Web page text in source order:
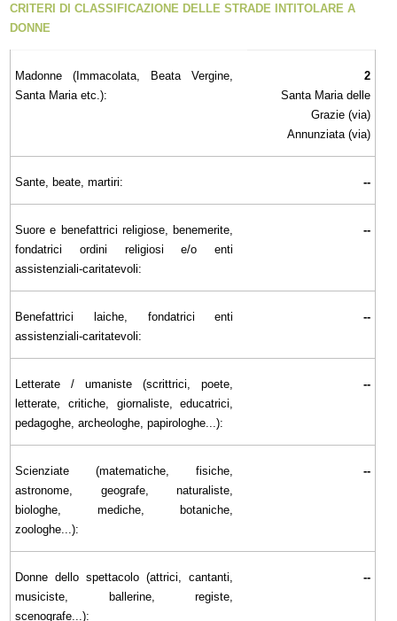
CRITERI DI CLASSIFICAZIONE DELLE STRADE INTITOLARE A
DONNE
Madonne (Immacolata, Beata Vergine,
Santa Maria etc.):
2
Santa Maria delle
Grazie (via)
Annunziata (via)
Sante, beate, martiri: --
Suore e benefattrici religiose, benemerite,
fondatrici ordini religiosi e/o enti
assistenziali-caritatevoli:
--
Benefattrici laiche, fondatrici enti
assistenziali-caritatevoli:
--
Letterate / umaniste (scrittrici, poete,
letterate, critiche, giornaliste, educatrici,
pedagoghe, archeologhe, papirologhe...):
--
Scienziate (matematiche, fisiche,
astronome, geografe, naturaliste,
biologhe, mediche, botaniche,
zoologhe...):
--
Donne dello spettacolo (attrici, cantanti,
musiciste, ballerine, registe,
scenografe...):
--